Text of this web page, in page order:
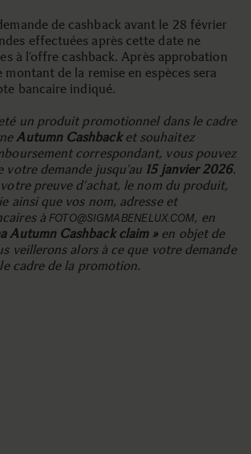
de cashback avant le 28 février
effectuées après cette date ne
à l’offre cashback. Après approbation
montant de la remise en espèces sera
bancaire indiqué.
un produit promotionnel dans le cadre
Autumn Cashbacket souhaitez
correspondant, vous pouvez
demande jusqu’au 15 janvier 2026.
preuve d’achat, le nom du produit,
ainsi que vos nom, adresse et
à FOTO@SIGMABENELUX.COM, en
Autumn Cashback claim »en objet de
veillerons alors à ce que votre demande
cadre de la promotion.